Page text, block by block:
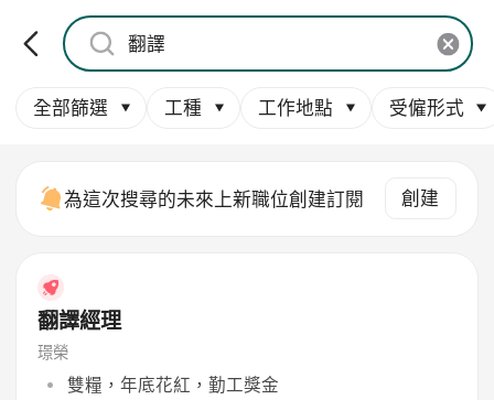
全部篩選 工種 工作地點 受僱形式
為這次搜尋的未來上新職位創建訂閱 創建
翻譯經理
璟榮
雙糧，年底花紅，勤工獎金